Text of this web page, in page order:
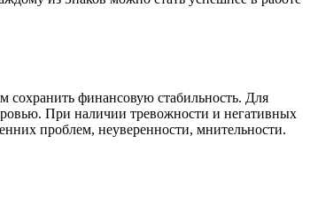
сохранить финансовую стабильность. Для
При наличии тревожности и негативных
проблем, неуверенности, мнительности.